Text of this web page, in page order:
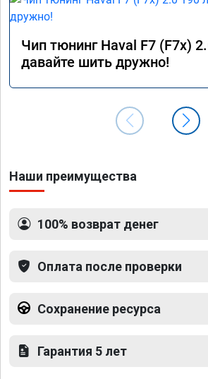
Чип тюнинг Haval F7 (F7x)
давайте шить дружно!
Наши преимущества
100% возврат денег
Оплата после проверки
Сохранение ресурса
Гарантия 5 лет